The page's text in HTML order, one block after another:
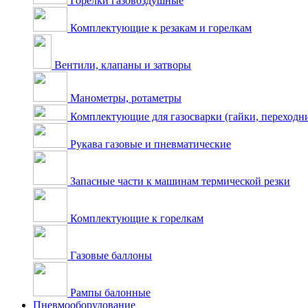
Комплектующие к резакам и горелкам
Вентили, клапаны и затворы
Манометры, ротаметры
Комплектующие для газосварки (гайки,
Рукава газовые и пневматические
Запасные части к машинам термической резки
Комплектующие к горелкам
Газовые баллоны
Рампы балонные
Пневмооборудование